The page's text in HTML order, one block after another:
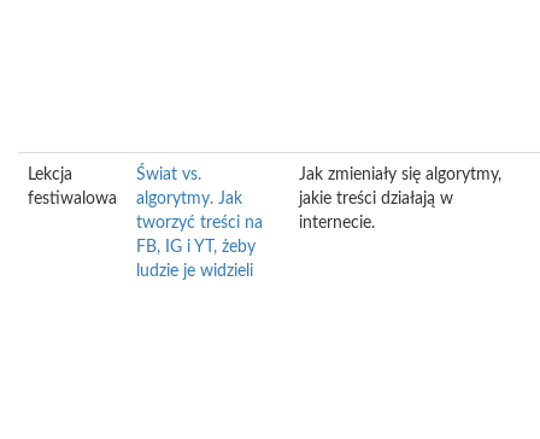
Lekcja
festiwalowa
Świat vs.
algorytmy. Jak
tworzyć treści na
FB, IG i YT, żeby
ludzie je widzieli
Jak zmieniały się algorytmy,
jakie treści działają w
internecie.